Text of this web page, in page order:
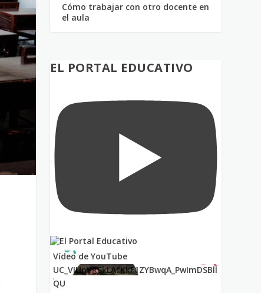
Cómo trabajar con otro docente en
el aula
EL PORTAL EDUCATIVO
Vídeo de YouTube
UC_VIUnVRSkLAfKkF1ZYBwqA_PwImDSBll
QU